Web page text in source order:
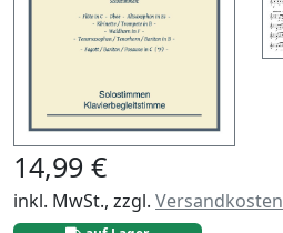
14,99 €
inkl. MwSt., zzgl. Versandkosten